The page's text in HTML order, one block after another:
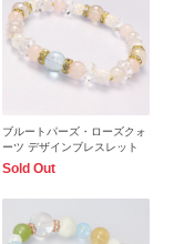
ブルートパーズ・ローズクォ
ーツ デザインブレスレット
Sold Out